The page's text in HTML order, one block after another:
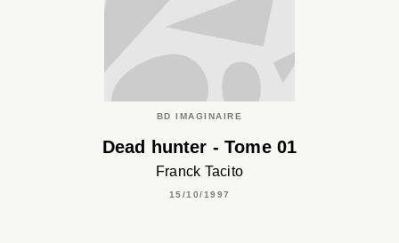
BD IMAGINAIRE
Dead hunter - Tome 01
Franck Tacito
15/10/1997